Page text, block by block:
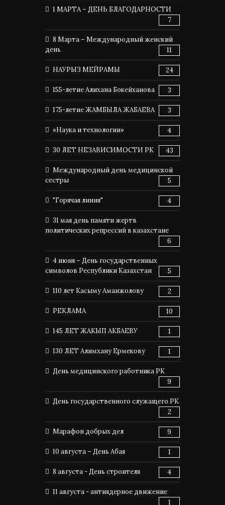
1 МАРТА – ДЕНЬ БЛАГОДАРНОСТИ
7
8 Марта – Международный женский
день
11
НАУРЫЗ МЕЙРАМЫ 24
155-летие Алихана Бокейханова 3
175-летие ЖАМБЫЛА ЖАБАЕВА 3
«Наука и технологии» 4
30 ЛЕТ НЕЗАВИСИМОСТИ РК 43
Международный день медицинской
сестры
5
"Горячая линия" 4
31 мая день памяти жертв
политических репрессий в казахстане
6
4 июня – День государственных
символов Республики Казахстан
5
110 лет Касыму Аманжолову 2
РЕКЛАМА 10
145 ЛЕТ ЖАКЫП АКБАЕВУ 1
130 ЛЕТ Алимхану Ермекову 1
День медицинского работника РК
9
День государственного служащего РК
2
Марафон добрых дел 9
10 августа – День Абая 1
8 августа - День строителя 4
11 августа - антиядерное движение
1